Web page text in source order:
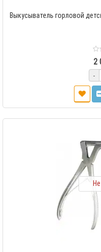
Выкусыватель горловой
2
-